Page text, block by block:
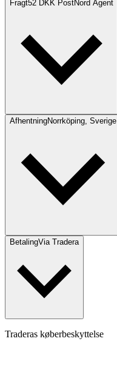
Fragt52 DKK PostNord Agent
AfhentningNorrköping, Sverige
BetalingVia Tradera
Traderas køberbeskyttelse